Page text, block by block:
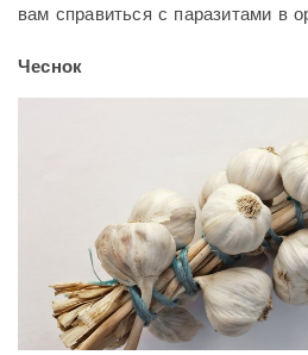
вам справиться с паразитами в
Чеснок